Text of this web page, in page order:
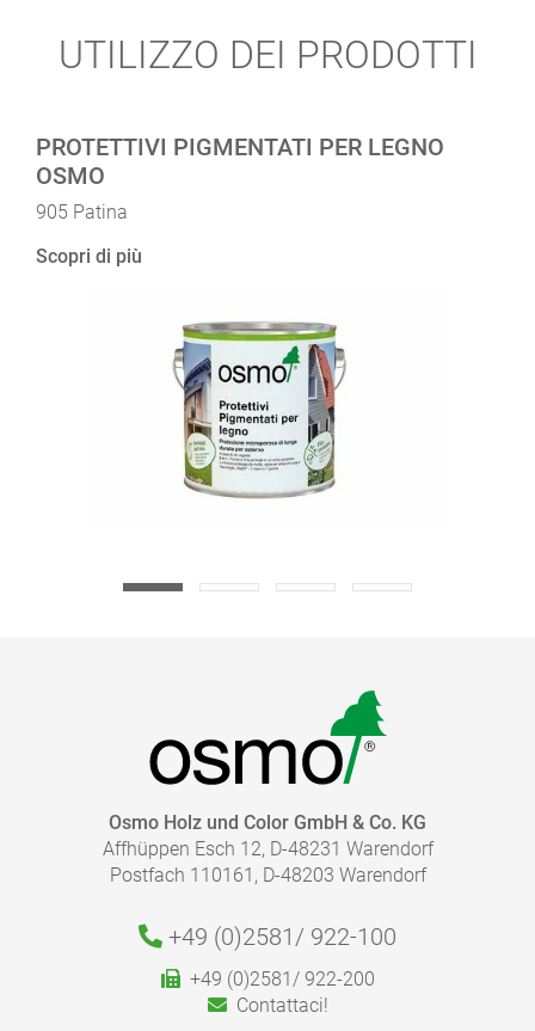
UTILIZZO DEI PRODOTTI
PROTETTIVI PIGMENTATI PER LEGNO
OSMO
905 Patina
Scopri di più
Osmo Holz und Color GmbH & Co. KG
Affhüppen Esch 12, D-48231 Warendorf
Postfach 110161, D-48203 Warendorf
+49 (0)2581/ 922-100
+49 (0)2581/ 922-200
Contattaci!